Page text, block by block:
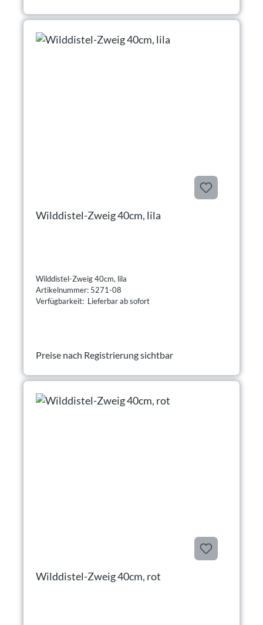
Wilddistel-Zweig 40cm, lila
Wilddistel-Zweig 40cm, lila
Artikelnummer: 5271-08
Verfügbarkeit: Lieferbar ab sofort
Preise nach Registrierung sichtbar
Wilddistel-Zweig 40cm, rot